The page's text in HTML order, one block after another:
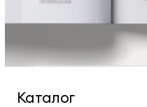
Каталог